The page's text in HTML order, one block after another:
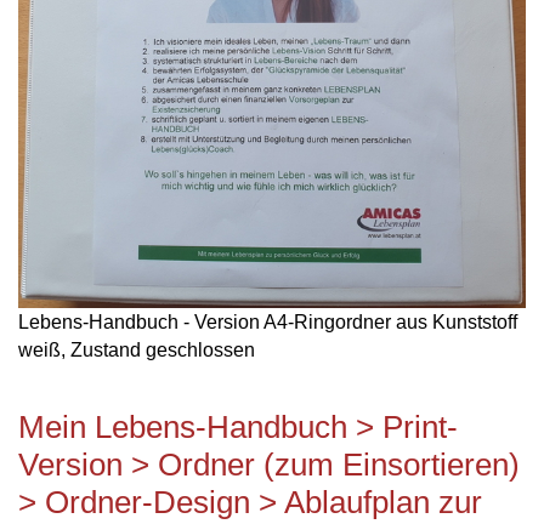
Lebens-Handbuch - Version A4-Ringordner aus Kunststoff
weiß, Zustand geschlossen
Mein Lebens-Handbuch > Print-
Version > Ordner (zum Einsortieren)
> Ordner-Design > Ablaufplan zur